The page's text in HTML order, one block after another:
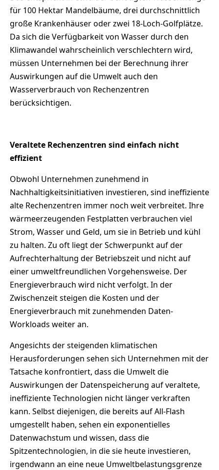
für 100 Hektar Mandelbäume, drei durchschnittlich
große Krankenhäuser oder zwei 18-Loch-Golfplätze.
Da sich die Verfügbarkeit von Wasser durch den
Klimawandel wahrscheinlich verschlechtern wird,
müssen Unternehmen bei der Berechnung ihrer
Auswirkungen auf die Umwelt auch den
Wasserverbrauch von Rechenzentren
berücksichtigen.
Veraltete Rechenzentren sind einfach nicht
effizient
Obwohl Unternehmen zunehmend in
Nachhaltigkeitsinitiativen investieren, sind ineffiziente
alte Rechenzentren immer noch weit verbreitet. Ihre
wärmeerzeugenden Festplatten verbrauchen viel
Strom, Wasser und Geld, um sie in Betrieb und kühl
zu halten. Zu oft liegt der Schwerpunkt auf der
Aufrechterhaltung der Betriebszeit und nicht auf
einer umweltfreundlichen Vorgehensweise. Der
Energieverbrauch wird nicht verfolgt. In der
Zwischenzeit steigen die Kosten und der
Energieverbrauch mit zunehmenden Daten-
Workloads weiter an.
Angesichts der steigenden klimatischen
Herausforderungen sehen sich Unternehmen mit der
Tatsache konfrontiert, dass die Umwelt die
Auswirkungen der Datenspeicherung auf veraltete,
ineffiziente Technologien nicht länger verkraften
kann. Selbst diejenigen, die bereits auf All-Flash
umgestellt haben, sehen ein exponentielles
Datenwachstum und wissen, dass die
Spitzentechnologien, in die sie heute investieren,
irgendwann an eine neue Umweltbelastungsgrenze